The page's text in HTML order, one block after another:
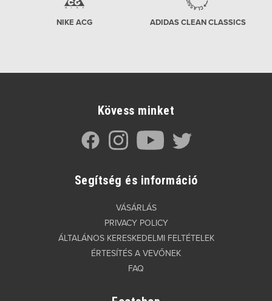
NIKE ACG ADIDAS CLEAN CLASSICS
Kövess minket
Segítség és információ
VÁSÁRLÁS
PRIVACY POLICY
ÁLTALÁNOS KERESKEDELMI FELTÉTELEK
ÉRTESÍTÉS A VEVŐNEK
FAQ